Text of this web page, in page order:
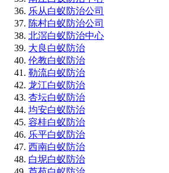
乐从白蚁防治公司
陈村白蚁防治公司
北滘白蚁防治中心
大良白蚁防治
伦教白蚁防治
勒流白蚁防治
龙江白蚁防治
杏坛白蚁防治
均安白蚁防治
容桂白蚁防治
乐平白蚁防治
西南白蚁防治
白坭白蚁防治